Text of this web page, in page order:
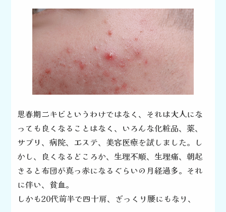
思春期ニキビというわけではなく、 それは大人にな
っても 良くなることはなく、 いろんな化粧品、薬、
サプリ、病院、エステ、美容医療を試しました。 し
かし、良くなるどころか、 生理不順、生理痛、朝起
きると布団が真っ赤になるぐらいの月経過多。 それ
に伴い、貧血。
しかも20代前半で四十肩、ぎっくり腰にもなり、